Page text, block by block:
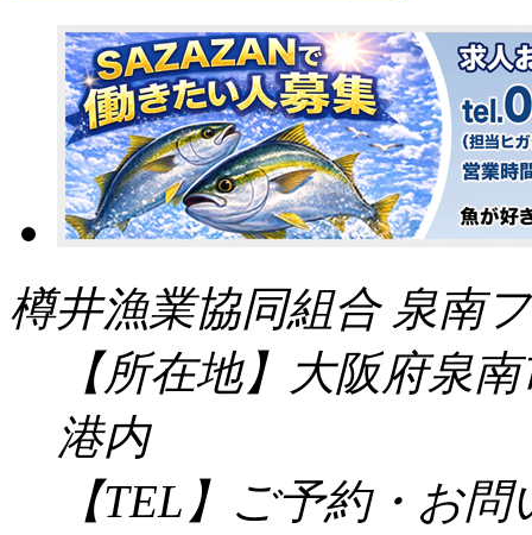
樽井漁業協同組合 泉南
【所在地】大阪府泉
港内
【TEL】ご予約・お